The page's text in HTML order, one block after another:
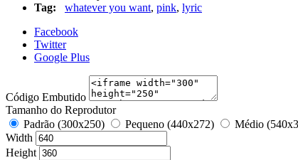
Tag:
whatever you want, pink, lyric
Facebook
Twitter
Google Plus
Código Embutido
Tamanho do Reprodutor
Padrão (300x250)
Pequeno (440x272) Médio
Width
Height